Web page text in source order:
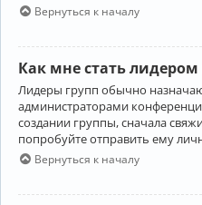
Вернуться к началу
Как мне стать лидером
Лидеры групп обычно
администраторами
создании группы, сначала
попробуйте отправить ему
Вернуться к началу